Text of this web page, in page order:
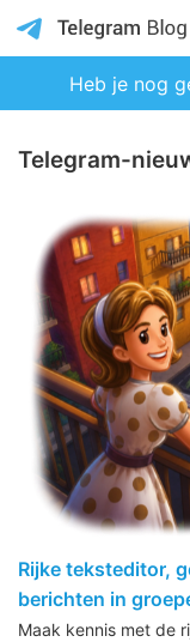
Heb je nog
Telegram-
Rijke teksteditor,
berichten in
Maak kennis met de